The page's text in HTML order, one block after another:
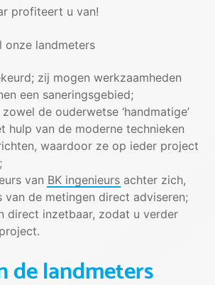
profiteert u van!
onze landmeters
zij mogen werkzaamheden
een saneringsgebied;
de ouderwetse ‘handmatige’
hulp van de moderne technieken
waardoor ze op ieder project
van BK ingenieursachter zich,
van de metingen direct adviseren;
direct inzetbaar, zodat u verder
de landmeters